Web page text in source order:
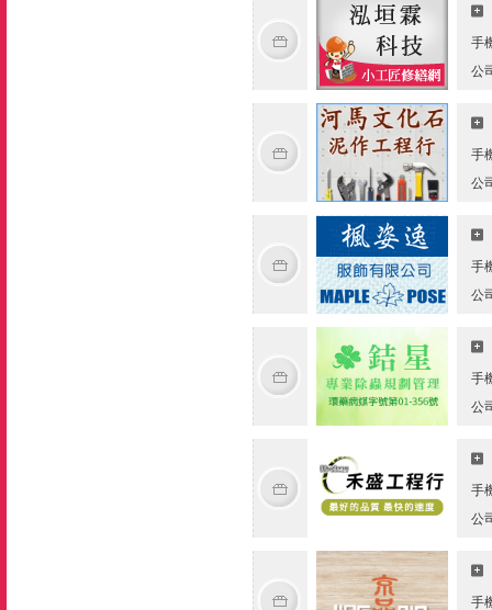
手
公
手
公
手
公
手
公
手
公
手